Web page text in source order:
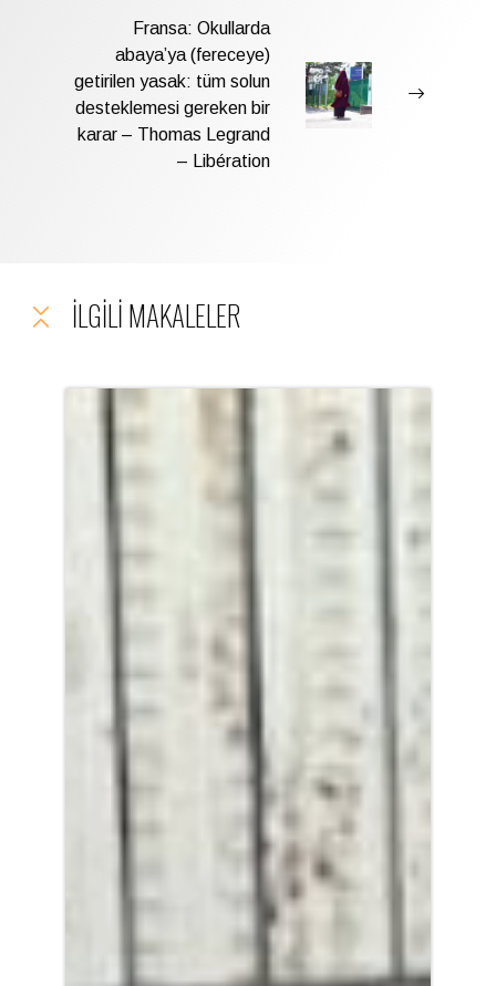
Fransa: Okullarda
abaya’ya (fereceye)
getirilen yasak: tüm solun
desteklemesi gereken bir
karar – Thomas Legrand
– Libération
İLGILI MAKALELER